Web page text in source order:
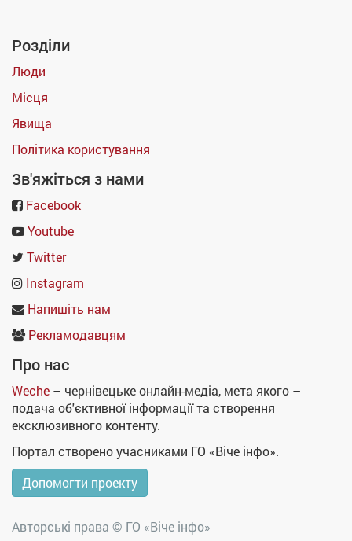
Розділи
Люди
Місця
Явища
Політика користування
Зв'яжіться з нами
Facebook
Youtube
Twitter
Instagram
Напишіть нам
Рекламодавцям
Про нас
Weche – чернівецьке онлайн-медіа, мета якого –
подача об'єктивної інформації та створення
ексклюзивного контенту.
Портал створено учасниками ГО «Віче інфо».
Допомогти проекту
Авторські права © ГО «Віче інфо»